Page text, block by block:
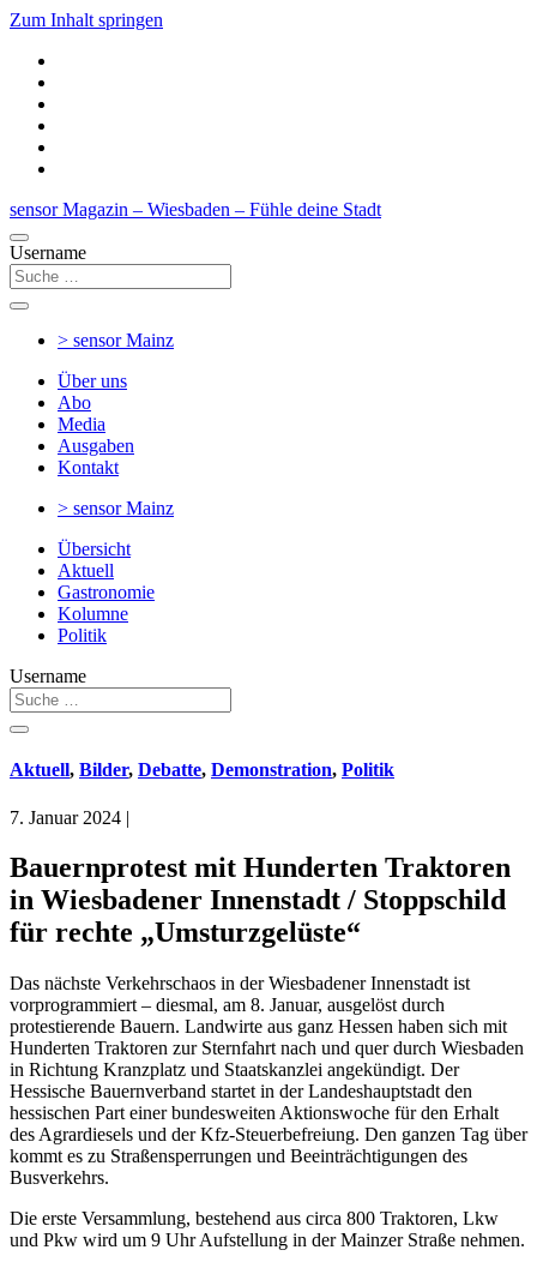
Zum Inhalt springen
sensor Magazin – Wiesbaden – Fühle deine Stadt
Username
> sensorMainz
Über uns
Abo
Media
Ausgaben
Kontakt
> sensorMainz
Übersicht
Aktuell
Gastronomie
Kolumne
Politik
Username
Aktuell, Bilder, Debatte, Demonstration, Politik
7. Januar 2024 |
Bauernprotest mit Hunderten Traktoren
in Wiesbadener Innenstadt / Stoppschild
für rechte „Umsturzgelüste“
Das nächste Verkehrschaos in der Wiesbadener Innenstadt ist
vorprogrammiert – diesmal, am 8. Januar, ausgelöst durch
protestierende Bauern. Landwirte aus ganz Hessen haben sich mit
Hunderten Traktoren zur Sternfahrt nach und quer durch Wiesbaden
in Richtung Kranzplatz und Staatskanzlei angekündigt. Der
Hessische Bauernverband startet in der Landeshauptstadt den
hessischen Part einer bundesweiten Aktionswoche für den Erhalt
des Agrardiesels und der Kfz-Steuerbefreiung. Den ganzen Tag über
kommt es zu Straßensperrungen und Beeinträchtigungen des
Busverkehrs.
Die erste Versammlung, bestehend aus circa 800 Traktoren, Lkw
und Pkw wird um 9 Uhr Aufstellung in der Mainzer Straße nehmen.